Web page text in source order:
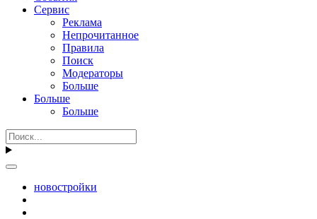
Сервис
Реклама
Непрочитанное
Правила
Поиск
Модераторы
Больше
Больше
Больше
новостройки